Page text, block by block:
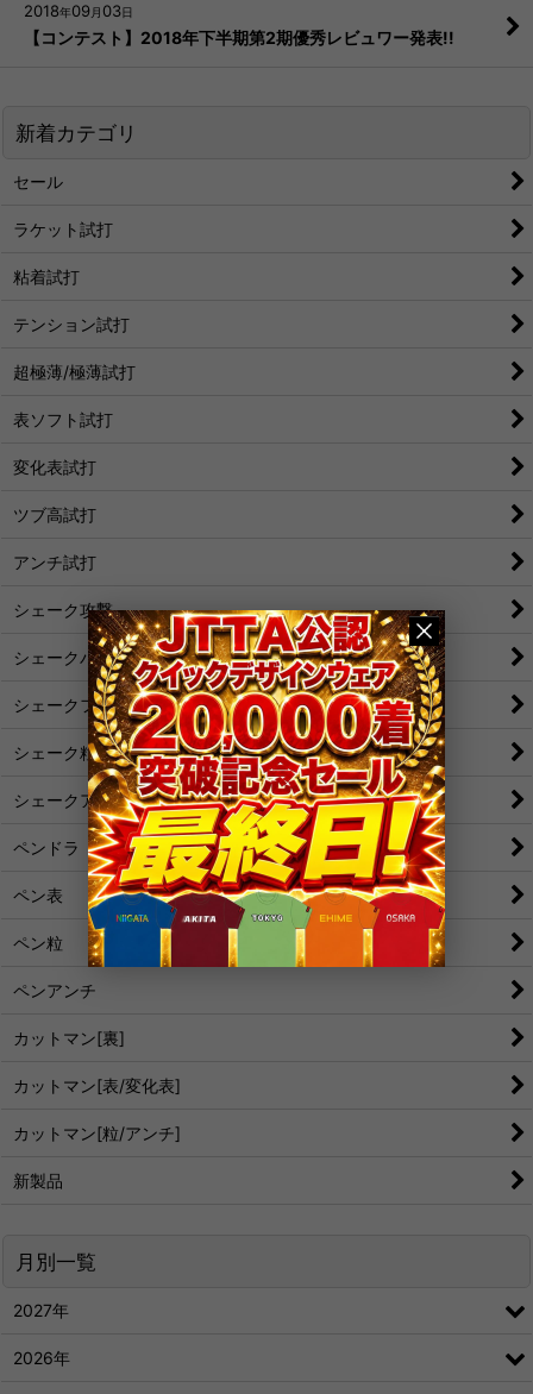
2018年09月 03日
【コンテスト】2018年下半期第2期優秀レビュワー発表!!
新着カテゴリ
セール
ラケット試打
粘着試打
テンション試打
超極薄/極薄試打
表ソフト試打
変化表試打
ツブ高試打
アンチ試打
シェーク攻撃
シェークバック表
シェークフォア表
シェーク粒
シェークアンチ
ペンドラ
ペン表
ペン粒
ペンアンチ
カットマン[裏]
カットマン[表/変化表]
カットマン[粒/アンチ]
新製品
月別一覧
2027年
2026年